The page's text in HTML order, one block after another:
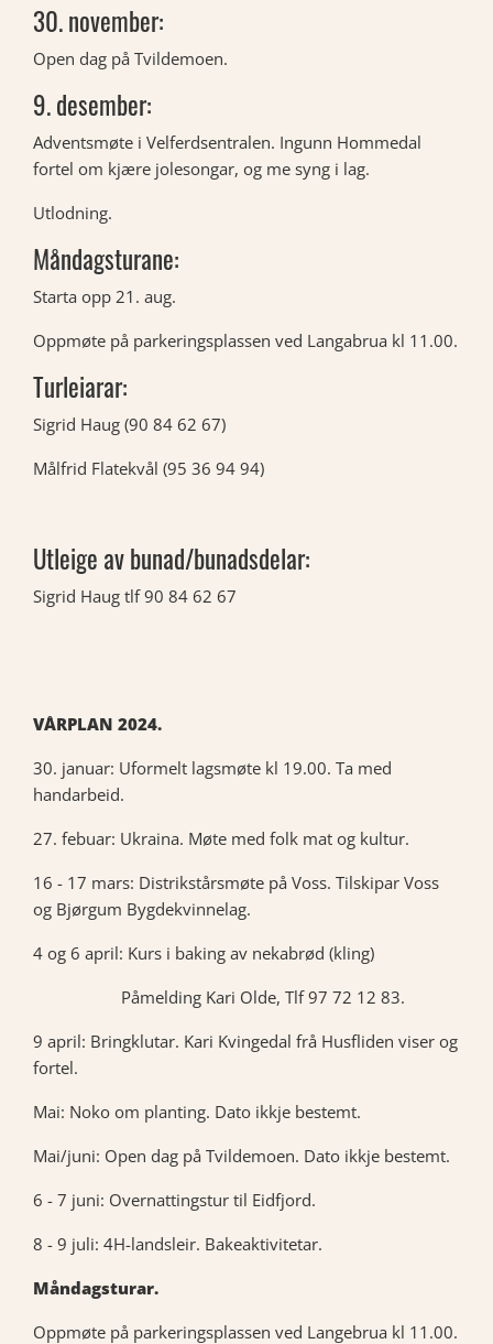
30. november:
Open dag på Tvildemoen.
9. desember:
Adventsmøte i Velferdsentralen. Ingunn Hommedal
fortel om kjære jolesongar, og me syng i lag.
Utlodning.
Måndagsturane:
Starta opp 21. aug.
Oppmøte på parkeringsplassen ved Langabrua kl 11.00.
Turleiarar:
Sigrid Haug (90 84 62 67)
Målfrid Flatekvål (95 36 94 94)
Utleige av bunad/bunadsdelar:
Sigrid Haug tlf 90 84 62 67
VÅRPLAN 2024.
30. januar: Uformelt lagsmøte kl 19.00. Ta med
handarbeid.
27. febuar: Ukraina. Møte med folk mat og kultur.
16 - 17 mars: Distrikstårsmøte på Voss. Tilskipar Voss
og Bjørgum Bygdekvinnelag.
4 og 6 april: Kurs i baking av nekabrød (kling)
Påmelding Kari Olde, Tlf 97 72 12 83.
9 april: Bringklutar. Kari Kvingedal frå Husfliden viser og
fortel.
Mai: Noko om planting. Dato ikkje bestemt.
Mai/juni: Open dag på Tvildemoen. Dato ikkje bestemt.
6 - 7 juni: Overnattingstur til Eidfjord.
8 - 9 juli: 4H-landsleir. Bakeaktivitetar.
Måndagsturar.
Oppmøte på parkeringsplassen ved Langebrua kl 11.00.